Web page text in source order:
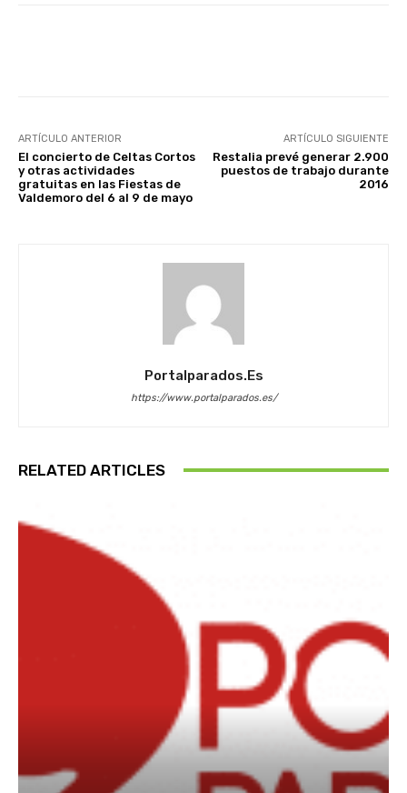
ARTÍCULO ANTERIOR
El concierto de Celtas Cortos
y otras actividades
gratuitas en las Fiestas de
Valdemoro del 6 al 9 de mayo
ARTÍCULO SIGUIENTE
Restalia prevé generar 2.900
puestos de trabajo durante
2016
Portalparados.es
https://www.portalparados.es/
RELATED ARTICLES